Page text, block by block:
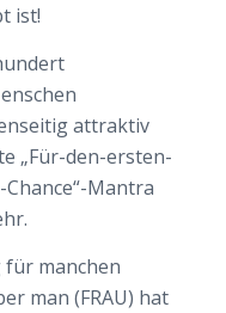
ist!
attraktiv
„Für-den-ersten-
Mantra
für manchen
man (FRAU) hat